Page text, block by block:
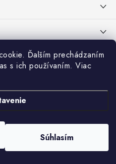
Ďalším prechádzaním
s ich používaním. Viac
Súhlasím
Shoptet
. Všetky práva vyhradené.